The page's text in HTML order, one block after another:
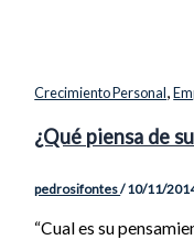
Crecimiento Personal,
¿Qué piensa de
pedrosifontes/10/11/
“Cual es su